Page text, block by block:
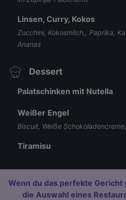
Linsen, Curry, Kokos
Zucchini, Kokosmilch,, Paprika,
Ananas
Dessert
Palatschinken mit Nutella
Weißer Engel
Biscuit, Weiße
Tiramisu
Wenn du das perfekte
die Auswahl eines